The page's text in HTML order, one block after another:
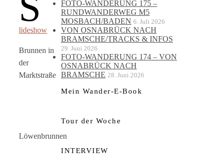
lideshow
Brunnen in
der
Marktstraße
Löwenbrunnen
FOTO-WANDERUNG 175 –
RUNDWANDERWEG M5
MOSBACH/BADEN 6. Juli 2026
VON OSNABRÜCK NACH
BRAMSCHE/TRACKS & INFOS
29. Juni 2026
FOTO-WANDERUNG 174 – VON
OSNABRÜCK NACH
BRAMSCHE 28. Juni 2026
Mein Wander-E-Book
Tour der Woche
INTERVIEW